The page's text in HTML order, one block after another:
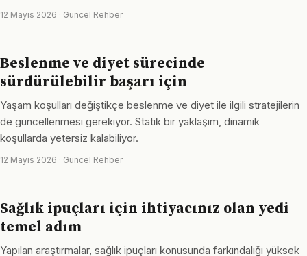
12 Mayıs 2026 · Güncel Rehber
Beslenme ve diyet sürecinde
sürdürülebilir başarı için
Yaşam koşulları değiştikçe beslenme ve diyet ile ilgili stratejilerin
de güncellenmesi gerekiyor. Statik bir yaklaşım, dinamik
koşullarda yetersiz kalabiliyor.
12 Mayıs 2026 · Güncel Rehber
Sağlık ipuçları için ihtiyacınız olan yedi
temel adım
Yapılan araştırmalar, sağlık ipuçları konusunda farkındalığı yüksek